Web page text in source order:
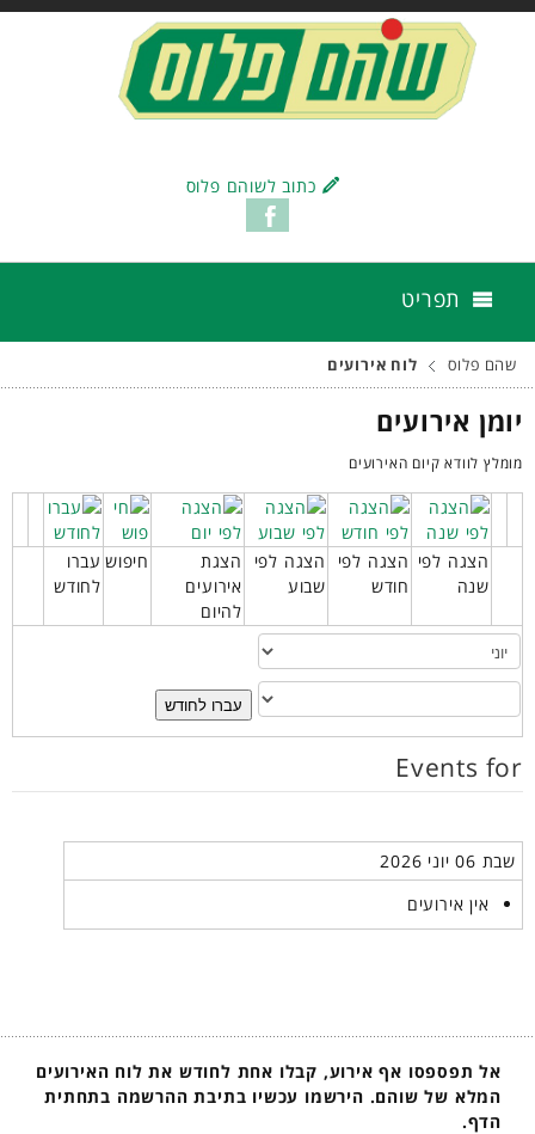
כתוב לשוהם פלוס
תפריט
שהם פלוס לוח אירועים
יומן אירועים
מומלץ לוודא קיום האירועים
הצגה לפי
שנה
הצגה לפי
חודש
הצגה לפי
שבוע
הצגת
אירועים
להיום
חיפוש עברו
לחודש
עברו לחודש
Events for
שבת 06 יוני 2026
אין אירועים
אל תפספסו אף אירוע, קבלו אחת לחודש את לוח האירועים
המלא של שוהם. הירשמו עכשיו בתיבת ההרשמה בתחתית
הדף.